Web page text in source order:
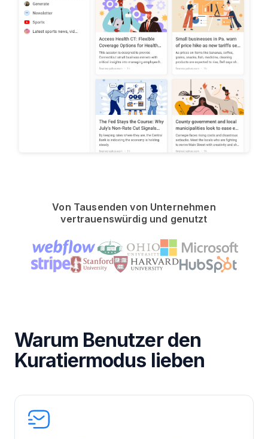
Von Tausenden von Unternehmen
vertrauenswürdig und genutzt
Warum Benutzer den
Kuratiermodus lieben